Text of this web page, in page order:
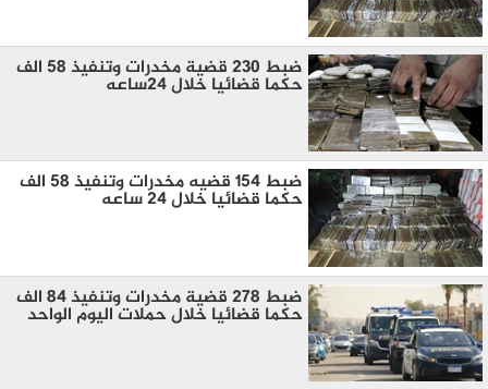
ضبط 230 قضية مخدرات وتنفيذ 58 الف
حكما قضائيا خلال 24ساعه
ضبط 154 قضيه مخدرات وتنفيذ 58 الف
حكما قضائيا خلال 24 ساعه
ضبط 278 قضية مخدرات وتنفيذ 84 الف
حكما قضائيا خلال حملات اليوم الواحد